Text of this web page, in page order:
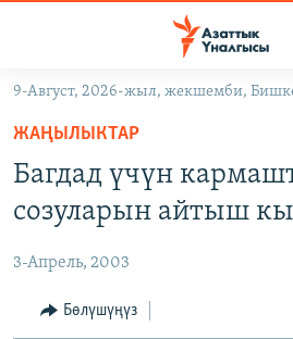
Навигацияга
өтүңүз
Издөөгө
салыңызКЫРГЫЗСТАН
ЭКОНОМИКА
МАДАНИЯТ
ДҮЙНӨ
БОРБОР АЗИЯ
УКРАИНА
АТАЙЫН ИЛИКТӨӨ
ТВ ПРОГРАММАЛАР
9-Август, 2026-жыл, жекшемби,
ЖАҢЫЛЫКТАР
Багдад үчүн
созуларын айтыш
3-Апрель, 2003
Бөлүшүңүз